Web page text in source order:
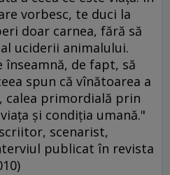
vorbesc, te duci la
doar carnea, fără să
uciderii animalului.
înseamnă, de fapt, să
spun că vînătoarea a
calea primordială prin
şi condiţia umană."
scriitor, scenarist,
publicat în revista